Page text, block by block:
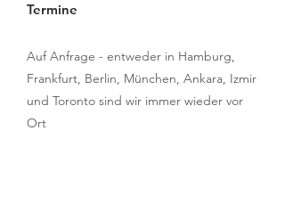
Termine
Auf Anfrage - entweder in Hamburg,
Frankfurt, Berlin, München, Ankara, Izmir
und Toronto sind wir immer wieder vor
Ort